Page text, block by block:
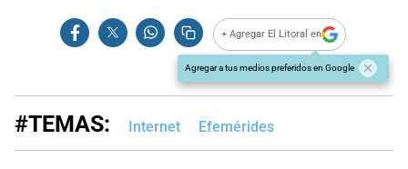
+ Agregar El Litoral en
Agregar a tus medios preferidos en Google
#TEMAS: Internet Efemérides